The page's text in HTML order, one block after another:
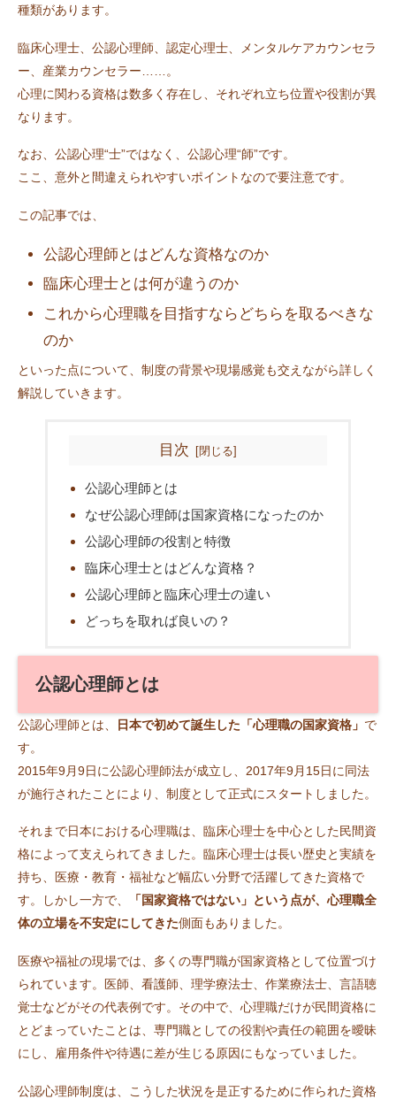
種類があります。
臨床心理士、公認心理師、認定心理士、メンタルケアカウンセラ
ー、産業カウンセラー……。
心理に関わる資格は数多く存在し、それぞれ立ち位置や役割が異
なります。
なお、公認心理“士”ではなく、公認心理“師”です。
ここ、意外と間違えられやすいポイントなので要注意です。
この記事では、
公認心理師とはどんな資格なのか
臨床心理士とは何が違うのか
これから心理職を目指すならどちらを取るべきな
のか
といった点について、制度の背景や現場感覚も交えながら詳しく
解説していきます。
目次
公認心理師とは
なぜ公認心理師は国家資格になったのか
公認心理師の役割と特徴
臨床心理士とはどんな資格？
公認心理師と臨床心理士の違い
どっちを取れば良いの？
公認心理師とは
公認心理師とは、 日本で初めて誕生した「心理職の国家資格」 で
す。
2015年9月9日に公認心理師法が成立し、2017年9月15日に同法
が施行されたことにより、制度として正式にスタートしました。
それまで日本における心理職は、臨床心理士を中心とした民間資
格によって支えられてきました。臨床心理士は長い歴史と実績を
持ち、医療・教育・福祉など幅広い分野で活躍してきた資格で
す。しかし一方で、
「国家資格ではない」という点が、心理職全
体の立場を不安定にしてきた側面もありました。
医療や福祉の現場では、多くの専門職が国家資格として位置づけ
られています。医師、看護師、理学療法士、作業療法士、言語聴
覚士などがその代表例です。その中で、心理職だけが民間資格に
とどまっていたことは、専門職としての役割や責任の範囲を曖昧
にし、雇用条件や待遇に差が生じる原因にもなっていました。
公認心理師制度は、こうした状況を是正するために作られた資格